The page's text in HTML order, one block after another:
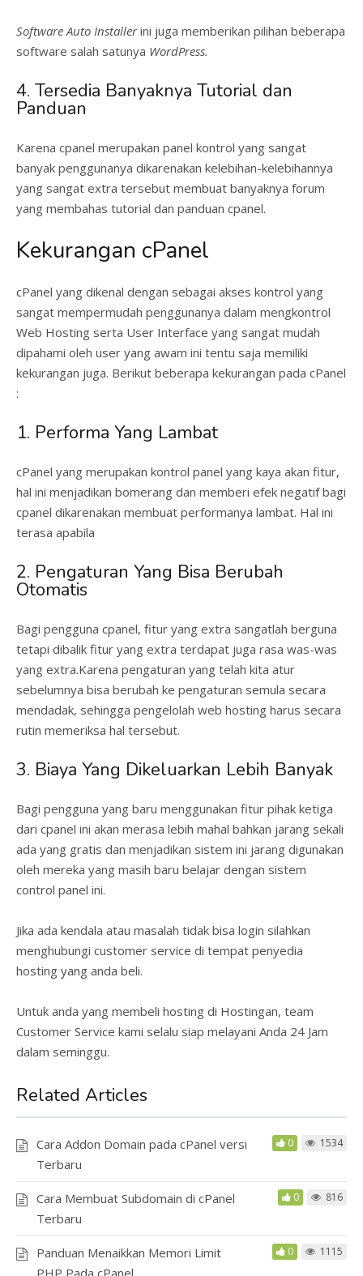
Software Auto Installerini juga memberikan pilihan beberapa
software salah satunya WordPress.
4. Tersedia Banyaknya Tutorial dan
Panduan
Karena cpanel merupakan panel kontrol yang sangat
banyak penggunanya dikarenakan kelebihan-kelebihannya
yang sangat extra tersebut membuat banyaknya forum
yang membahas tutorial dan panduan cpanel.
Kekurangan cPanel
cPanel yang dikenal dengan sebagai akses kontrol yang
sangat mempermudah penggunanya dalam mengkontrol
Web Hosting serta User Interface yang sangat mudah
dipahami oleh user yang awam ini tentu saja memiliki
kekurangan juga. Berikut beberapa kekurangan pada cPanel
:
1. Performa Yang Lambat
cPanel yang merupakan kontrol panel yang kaya akan fitur,
hal ini menjadikan bomerang dan memberi efek negatif bagi
cpanel dikarenakan membuat performanya lambat. Hal ini
terasa apabila
2. Pengaturan Yang Bisa Berubah
Otomatis
Bagi pengguna cpanel, fitur yang extra sangatlah berguna
tetapi dibalik fitur yang extra terdapat juga rasa was-was
yang extra.Karena pengaturan yang telah kita atur
sebelumnya bisa berubah ke pengaturan semula secara
mendadak, sehingga pengelolah web hosting harus secara
rutin memeriksa hal tersebut.
3. Biaya Yang Dikeluarkan Lebih Banyak
Bagi pengguna yang baru menggunakan fitur pihak ketiga
dari cpanel ini akan merasa lebih mahal bahkan jarang sekali
ada yang gratis dan menjadikan sistem ini jarang digunakan
oleh mereka yang masih baru belajar dengan sistem
control panel ini.
Jika ada kendala atau masalah tidak bisa login silahkan
menghubungi customer service di tempat penyedia
hosting yang anda beli.
Untuk anda yang membeli hosting di Hostingan, team
Customer Service kami selalu siap melayani Anda 24 Jam
dalam seminggu.
Related Articles
Cara Addon Domain pada cPanel versi
Terbaru
0 1534
Cara Membuat Subdomain di cPanel
Terbaru
0 816
Panduan Menaikkan Memori Limit
0 1115